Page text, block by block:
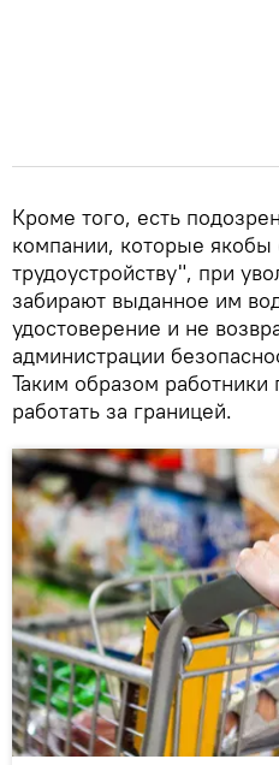
Кроме того, есть
компании, которые якобы
трудоустройству", при
забирают выданное им
удостоверение и не
администрации
Таким образом
работать за границей.